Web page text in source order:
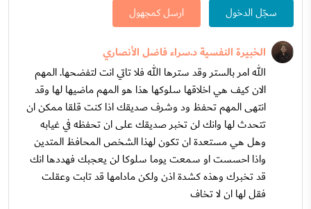
سجّل الدخول ارسل كمجهول
الخبيرة النفسية د.سراء فاضل الأنصاري
الله امر بالستر وقد سترها الله فلا تاتي انت لتفضحها. المهم
الان كيف هي اخلاقها سلوكها هذا هو المهم ماضيها لها وقد
انتهى المهم تحفظ ود وشرف صديقك اذا كنت قلقا ممكن ان
تتحدث لها وانك لن تخبر صديقك على ان تحفظه في غيابه
وهل هي مستعدة ان تكون لهذا الشخص المحافظ المتدين
واذا احسست او سمعت يوما سلوكا لن يعجبك فهددها انك
قد تخبرك وهذه كشدة اذن ولكن مادامها قد تابت وعقلت
فقل لها ان لا تخاف